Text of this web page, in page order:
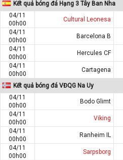
Kết quả bóng đá Hạng 3 Tây Ban Nha
04/11
00h00
Cultural Leonesa
04/11
00h00
Barcelona B
04/11
00h00
Hercules CF
04/11
00h00
Cartagena
Kết quả bóng đá VĐQG Na Uy
04/11
00h00
Bodo Glimt
04/11
00h00
Viking
04/11
00h00
Ranheim IL
04/11
00h00
Sarpsborg